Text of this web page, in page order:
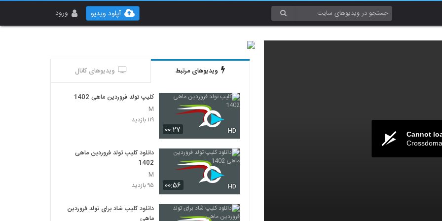
ورود آپلود ویدیو
Cannot
ویدیوهای مرتبط ویدیوهای کانال
۰۰:۲۷ HD
کلیپ تولد فروردین ماهی 1402
M
۱۱۹ بازدید
۰۰:۵۶ HD
دانلود کلیپ تولد فروردین ماهی
1402
M
۹۵ بازدید
دانلود کلیپ شاد برای تولد فروردین
ماهی